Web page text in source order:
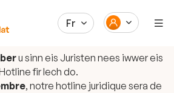
Fr
u sinn eis Juristen nees iwwer eis
fir Iech do.
, notre hotline juridique sera de